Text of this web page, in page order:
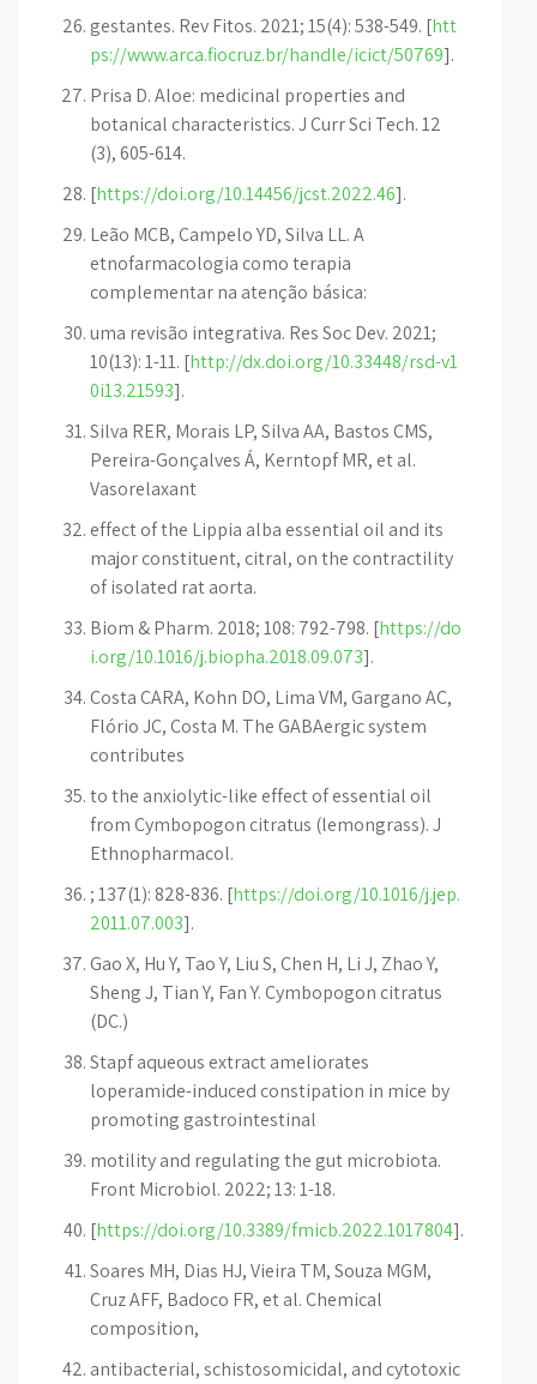
gestantes. Rev Fitos. 2021; 15(4): 538-549. [htt
ps://www.arca.fiocruz.br/handle/icict/50769].
Prisa D. Aloe: medicinal properties and
botanical characteristics. J Curr Sci Tech. 12
(3), 605-614.
[https://doi.org/10.14456/jcst.2022.46].
Leão MCB, Campelo YD, Silva LL. A
etnofarmacologia como terapia
complementar na atenção básica:
uma revisão integrativa. Res Soc Dev. 2021;
10(13): 1-11. [http://dx.doi.org/10.33448/rsd-v1
0i13.21593].
Silva RER, Morais LP, Silva AA, Bastos CMS,
Pereira-Gonçalves Á, Kerntopf MR, et al.
Vasorelaxant
effect of the Lippia alba essential oil and its
major constituent, citral, on the contractility
of isolated rat aorta.
Biom & Pharm. 2018; 108: 792-798. [https://do
i.org/10.1016/j.biopha.2018.09.073].
Costa CARA, Kohn DO, Lima VM, Gargano AC,
Flório JC, Costa M. The GABAergic system
contributes
to the anxiolytic-like effect of essential oil
from Cymbopogon citratus (lemongrass). J
Ethnopharmacol.
; 137(1): 828-836. [https://doi.org/10.1016/j.jep.
2011.07.003].
Gao X, Hu Y, Tao Y, Liu S, Chen H, Li J, Zhao Y,
Sheng J, Tian Y, Fan Y. Cymbopogon citratus
(DC.)
Stapf aqueous extract ameliorates
loperamide-induced constipation in mice by
promoting gastrointestinal
motility and regulating the gut microbiota.
Front Microbiol. 2022; 13: 1-18.
[https://doi.org/10.3389/fmicb.2022.1017804].
Soares MH, Dias HJ, Vieira TM, Souza MGM,
Cruz AFF, Badoco FR, et al. Chemical
composition,
antibacterial, schistosomicidal, and cytotoxic